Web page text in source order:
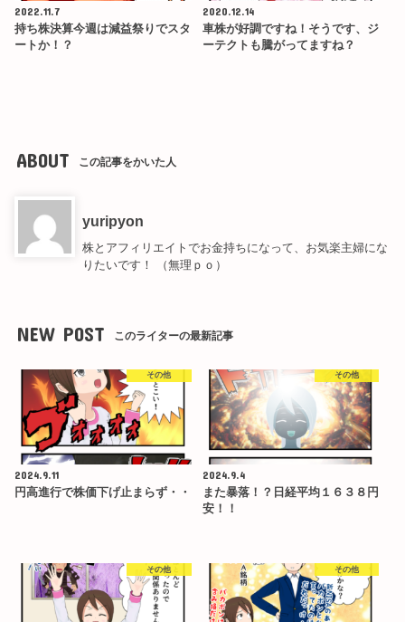
2022.11.7
持ち株決算今週は減益祭りでスタ
ートか！？
2020.12.14
車株が好調ですね！そうです、ジ
ーテクトも騰がってますね？
ABOUT この記事をかいた人
yuripyon
株とアフィリエイトでお金持ちになって、お気楽主婦にな
りたいです！ （無理ｐｏ）
NEW POST このライターの最新記事
その他
2024.9.11
円高進行で株価下げ止まらず・・
その他
2024.9.4
また暴落！？日経平均１６３８円
安！！
その他 その他